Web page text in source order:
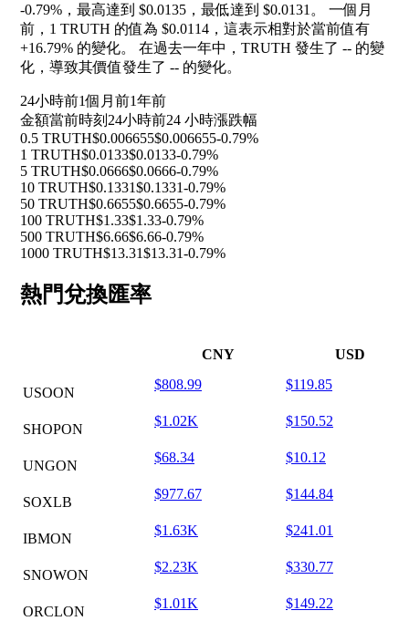
-0.79% ，最高達到 $0.0135，最低達到 $0.0131。 一個月
前，1 TRUTH 的值為 $0.0114，這表示相對於當前值有
+16.79% 的變化。 在過去一年中，TRUTH 發生了 -- 的變
化，導致其價值發生了 -- 的變化。
24小時前1個月前1年前
金額當前時刻 24小時前24 小時漲跌幅
0.5 TRUTH$0.006655$0.006655-0.79%
1 TRUTH$0.0133$0.0133-0.79%
5 TRUTH$0.0666$0.0666-0.79%
10 TRUTH$0.1331$0.1331-0.79%
50 TRUTH$0.6655$0.6655-0.79%
100 TRUTH$1.33$1.33-0.79%
500 TRUTH$6.66$6.66-0.79%
1000 TRUTH$13.31$13.31-0.79%
熱門兌換匯率
CNY USD
USOON
$808.99 $119.85
SHOPON
$1.02K $150.52
UNGON
$68.34 $10.12
SOXLB
$977.67 $144.84
IBMON
$1.63K $241.01
SNOWON
$2.23K $330.77
ORCLON
$1.01K $149.22